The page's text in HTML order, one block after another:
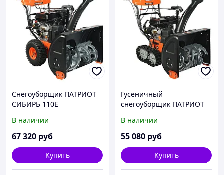
Снегоуборщик ПАТРИОТ
СИБИРЬ 110Е
В наличии
67 320 руб
Купить
Гусеничный
снегоуборщик ПАТРИОТ
В наличии
55 080 руб
Купить